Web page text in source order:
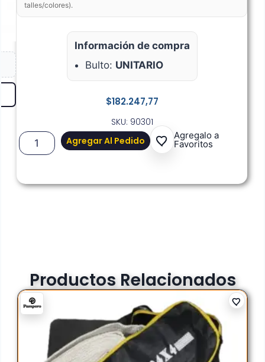
$182.247,77
SKU: 90301
Agregar Al Pedido
Agregalo a
Favoritos
talles/colores).
Información de compra
Bulto: UNITARIO
Productos Relacionados